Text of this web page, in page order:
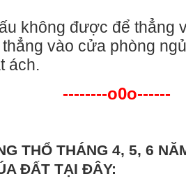
không được để thẳng
vào cửa phòng
ách.
--------o0o------
THỔ THÁNG 4, 5, 6
ĐẤT TẠI ĐÂY: